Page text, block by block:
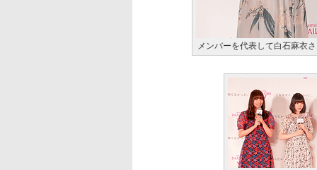
メンバーを代表して白石麻衣